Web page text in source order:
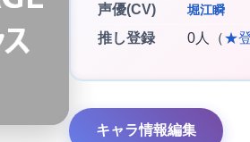
声優(CV)
堀江瞬
推し登録 0人（★
キャラ情報編集